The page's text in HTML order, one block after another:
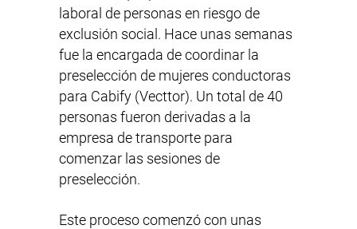
laboral de personas en riesgo de
exclusión social. Hace unas semanas
fue la encargada de coordinar la
preselección de mujeres conductoras
para Cabify (Vecttor). Un total de 40
personas fueron derivadas a la
empresa de transporte para
comenzar las sesiones de
preselección.
Este proceso comenzó con unas